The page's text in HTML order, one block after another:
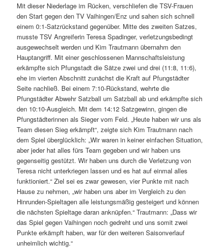
Mit dieser Niederlage im Rücken, verschliefen die TSV-Frauen
den Start gegen den TV Vaihingen/Enz und sahen sich schnell
einem 0:1-Satzrückstand gegenüber. Mitte des zweiten Satzes,
musste TSV Angreiferin Teresa Spadinger, verletzungsbedingt
ausgewechselt werden und Kim Trautmann übernahm den
Hauptangriff. Mit einer geschlossenen Mannschaftsleistung
erkämpfte sich Pfungstadt die Sätze zwei und drei (11:8, 11:6),
ehe im vierten Abschnitt zunächst die Kraft auf Pfungstädter
Seite nachließ. Bei einem 7:10-Rückstand, wehrte die
Pfungstädter Abwehr Satzball um Satzball ab und erkämpfte sich
den 10:10-Ausgleich. Mit dem 14:12 Satzgewinn, gingen die
Pfungstädterinnen als Sieger vom Feld. „Heute haben wir uns als
Team diesen Sieg erkämpft“, zeigte sich Kim Trautmann nach
dem Spiel überglücklich: „Wir waren in keiner einfachen Situation,
aber jeder hat alles fürs Team gegeben und wir haben uns
gegenseitig gestützt. Wir haben uns durch die Verletzung von
Teresa nicht unterkriegen lassen und es hat auf einmal alles
funktioniert.“ Ziel sei es zwar gewesen, vier Punkte mit nach
Hause zu nehmen, „wir haben uns aber im Vergleich zu den
Hinrunden-Spieltagen alle leistungsmäßig gesteigert und können
die nächsten Spieltage daran anknüpfen.“ Trautmann: „Dass wir
das Spiel gegen Vaihingen noch gedreht und uns somit zwei
Punkte erkämpft haben, war für den weiteren Saisonverlauf
unheimlich wichtig.“